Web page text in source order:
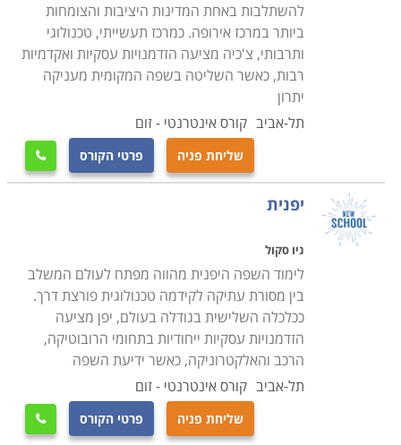
להשתלבות באחת המדינות היציבות והצומחות
ביותר במרכז אירופה. כמרכז תעשייתי, טכנולוגי
ותרבותי, צ'כיה מציעה הזדמנויות עסקיות ואקדמיות
רבות, כאשר השליטה בשפה המקומית מעניקה
יתרון
תל-אביב קורס אינטרנטי - זום
שליחת פניה פרטי הקורס 
יפנית
ניו סקול
לימוד השפה היפנית מהווה מפתח לעולם המשלב
בין מסורת עתיקה לקידמה טכנולוגית פורצת דרך.
ככלכלה השלישית בגודלה בעולם, יפן מציעה
הזדמנויות עסקיות ייחודיות בתחומי הרובוטיקה,
הרכב והאלקטרוניקה, כאשר ידיעת השפה
תל-אביב קורס אינטרנטי - זום
שליחת פניה פרטי הקורס 